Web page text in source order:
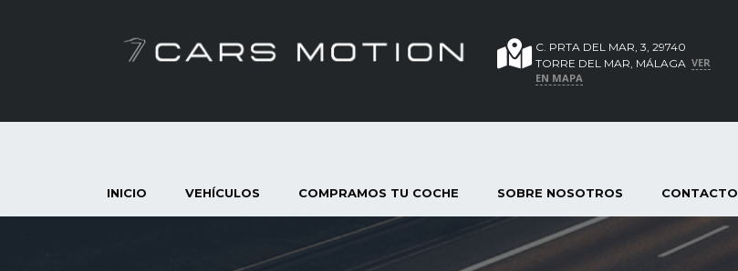
C. PRTA DEL MAR, 3, 29740
TORRE DEL MAR, MÁLAGA VER
EN MAPA
INICIO VEHÍCULOS COMPRAMOS TU COCHE SOBRE NOSOTROS CONTACTO